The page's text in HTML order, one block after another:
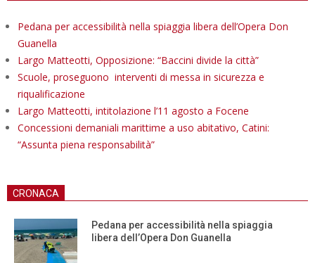
Pedana per accessibilità nella spiaggia libera dell’Opera Don
Guanella
Largo Matteotti, Opposizione: “Baccini divide la città”
Scuole, proseguono interventi di messa in sicurezza e
riqualificazione
Largo Matteotti, intitolazione l’11 agosto a Focene
Concessioni demaniali marittime a uso abitativo, Catini:
“Assunta piena responsabilità”
CRONACA
Pedana per accessibilità nella spiaggia
libera dell’Opera Don Guanella